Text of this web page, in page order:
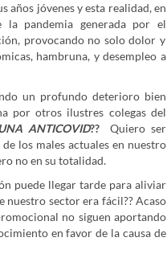
años jóvenes y esta realidad, en
pandemia generada por el
provocando no solo dolor y
hambruna, y desempleo a
un profundo deterioro bien
por otros ilustres colegas del
ANTICOVID??Quiero ser
los males actuales en nuestro
no en su totalidad.
puede llegar tarde para aliviar
nuestro sector era fácil?? Acaso
no siguen aportando
en favor de la causa de